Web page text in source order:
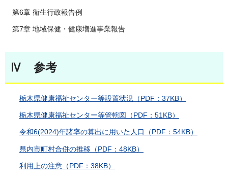
第6章 衛生行政報告例
第7章 地域保健・健康増進事業報告
Ⅳ 参考
栃木県健康福祉センター等設置状況（PDF：37KB）
栃木県健康福祉センター等管轄図（PDF：51KB）
令和6(2024)年諸率の算出に用いた人口（PDF：54KB）
県内市町村合併の推移（PDF：48KB）
利用上の注意（PDF：38KB）